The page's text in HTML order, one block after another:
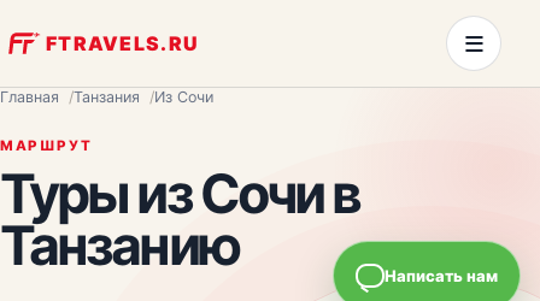
FTRAVELS.RU ≡
Главная Танзания Из Сочи
МАРШРУТ
Туры изСочив
Танзанию Написать нам